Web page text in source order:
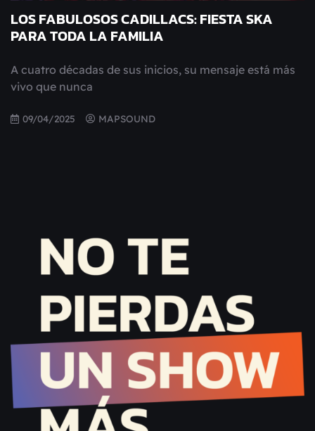
LOS FABULOSOS CADILLACS: FIESTA SKA
PARA TODA LA FAMILIA
A cuatro décadas de sus inicios, su mensaje está más
vivo que nunca
09/04/2025 MAPSOUND